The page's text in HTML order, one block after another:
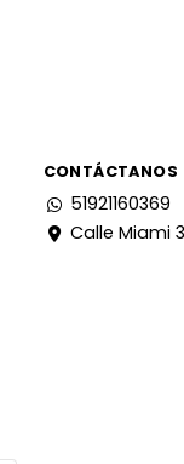
CONTÁCTANOS
51921160369
Calle Miami